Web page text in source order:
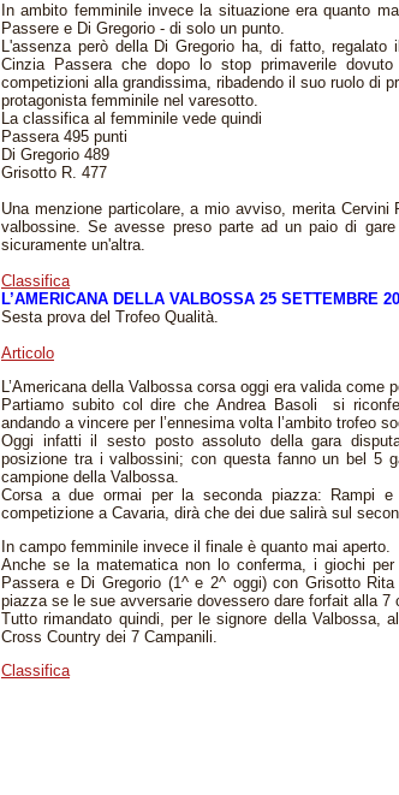
In ambito femminile invece la situazione era quanto
Passere e Di Gregorio - di solo un punto.
L'assenza però della Di Gregorio ha, di fatto,
Cinzia Passera che dopo lo stop primaverile
competizioni alla grandissima, ribadendo il suo ruolo di
protagonista femminile nel varesotto.
La classifica al femminile vede quindi
Passera 495 punti
Di Gregorio 489
Grisotto R. 477
Una menzione particolare, a mio avviso, merita
valbossine. Se avesse preso parte ad un paio di
sicuramente un'altra.
Classifica
L’AMERICANA DELLA VALBOSSA 25 SETTEMBRE
Sesta prova del Trofeo Qualità.
Articolo
L’Americana della Valbossa corsa oggi era valida come
Partiamo subito col dire che Andrea Basoli si
andando a vincere per l’ennesima volta l’ambito trofeo
Oggi infatti il sesto posto assoluto della gara
posizione tra i valbossini; con questa fanno un bel 5
campione della Valbossa.
Corsa a due ormai per la seconda piazza: Rampi
competizione a Cavaria, dirà che dei due salirà sul
In campo femminile invece il finale è quanto mai aperto.
Anche se la matematica non lo conferma, i giochi
Passera e Di Gregorio (1^ e 2^ oggi) con Grisotto
piazza se le sue avversarie dovessero dare forfait alla 7
Tutto rimandato quindi, per le signore della Valbossa,
Cross Country dei 7 Campanili.
Classifica